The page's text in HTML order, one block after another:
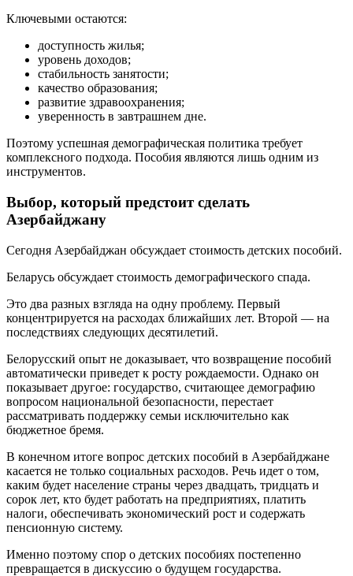
Ключевыми остаются:
доступность жилья;
уровень доходов;
стабильность занятости;
качество образования;
развитие здравоохранения;
уверенность в завтрашнем дне.
Поэтому успешная демографическая политика требует
комплексного подхода. Пособия являются лишь одним из
инструментов.
Выбор, который предстоит сделать
Азербайджану
Сегодня Азербайджан обсуждает стоимость детских пособий.
Беларусь обсуждает стоимость демографического спада.
Это два разных взгляда на одну проблему. Первый
концентрируется на расходах ближайших лет. Второй — на
последствиях следующих десятилетий.
Белорусский опыт не доказывает, что возвращение пособий
автоматически приведет к росту рождаемости. Однако он
показывает другое: государство, считающее демографию
вопросом национальной безопасности, перестает
рассматривать поддержку семьи исключительно как
бюджетное бремя.
В конечном итоге вопрос детских пособий в Азербайджане
касается не только социальных расходов. Речь идет о том,
каким будет население страны через двадцать, тридцать и
сорок лет, кто будет работать на предприятиях, платить
налоги, обеспечивать экономический рост и содержать
пенсионную систему.
Именно поэтому спор о детских пособиях постепенно
превращается в дискуссию о будущем государства.